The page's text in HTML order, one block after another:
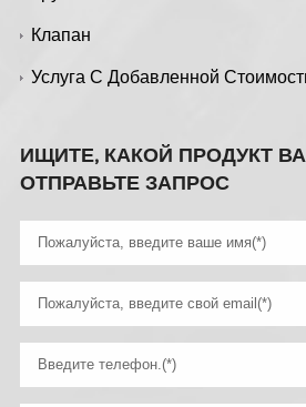
Клапан
Услуга С Добавленной
ИЩИТЕ, КАКОЙ ПРОДУКТ
ОТПРАВЬТЕ ЗАПРОС